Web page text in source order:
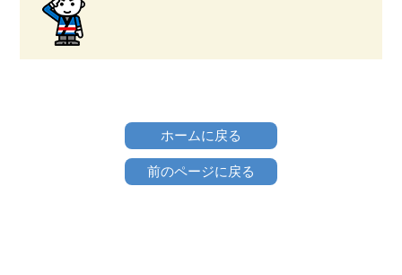
ホームに戻る
前のページに戻る